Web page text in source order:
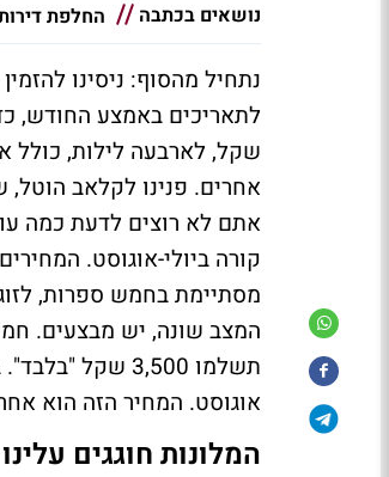
נושאים בכתבה
החלפת
נתחיל מהסוף: ניסינו
שקל, לארבעה לילות, כולל
אתם לא רוצים לדעת כמה
קורה ביולי-אוגוסט.
מסתיימת בחמש ספרות,
המצב שונה, יש מבצעים.
אוגוסט. המחיר הזה הוא
המלונות חוגגים עלינו